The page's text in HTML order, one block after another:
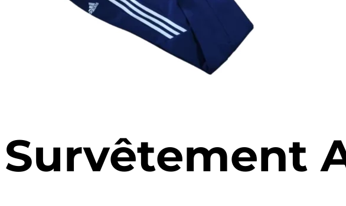
Survêtement